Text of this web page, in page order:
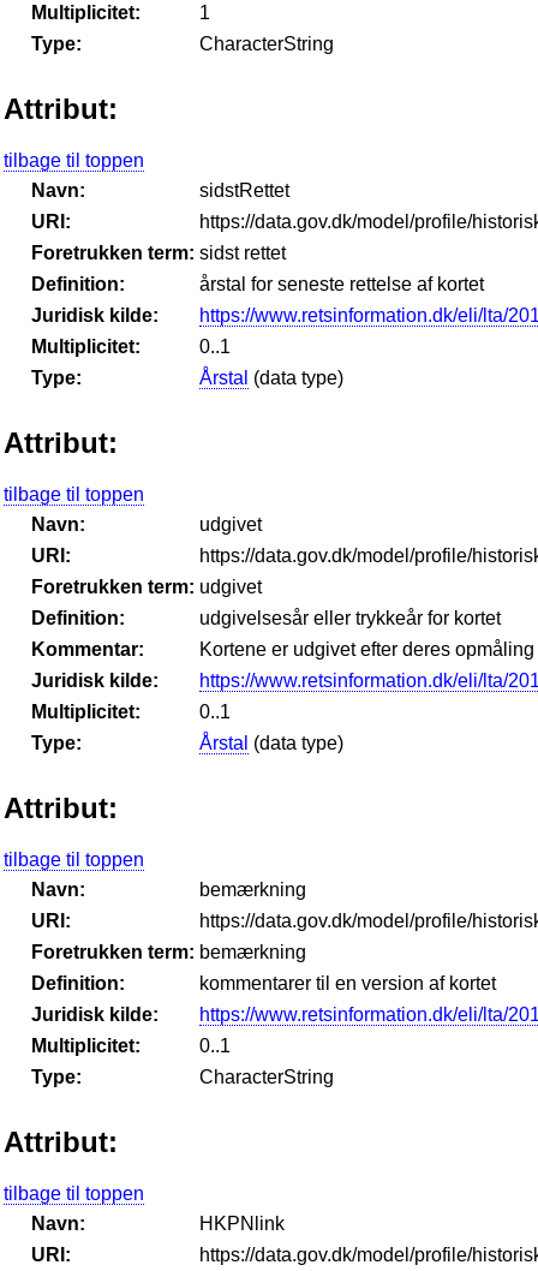
Multiplicitet:
1
Type:
CharacterString
Attribut:
tilbage til toppen
Navn:
sidstRettet
URI:
https://data.gov.dk/model/profile/
Foretrukken term: sidst rettet
Definition:
årstal for seneste rettelse af kortet
Juridisk kilde:
https://www.retsinformation.dk/eli/lta/
Multiplicitet:
0..1
Type:
Årstal (data type)
Attribut:
tilbage til toppen
Navn:
udgivet
URI:
https://data.gov.dk/model/profile/
Foretrukken term: udgivet
Definition:
udgivelsesår eller trykkeår for kortet
Kommentar:
Kortene er udgivet efter deres
Juridisk kilde:
https://www.retsinformation.dk/eli/lta/
Multiplicitet:
0..1
Type:
Årstal (data type)
Attribut:
tilbage til toppen
Navn:
bemærkning
URI:
https://data.gov.dk/model/profile/
Foretrukken term: bemærkning
Definition:
kommentarer til en version af kortet
Juridisk kilde:
https://www.retsinformation.dk/eli/lta/
Multiplicitet:
0..1
Type:
CharacterString
Attribut:
tilbage til toppen
Navn:
HKPNlink
URI:
https://data.gov.dk/model/profile/